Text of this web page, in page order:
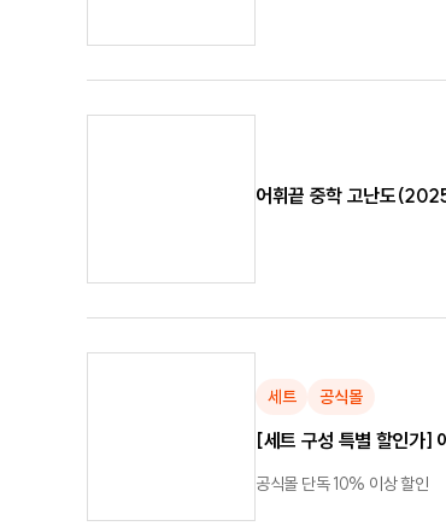
어휘끝 중학 고난도
세트 공식몰
[세트 구성 특별 할인가]
공식몰 단독 10% 이상 할인